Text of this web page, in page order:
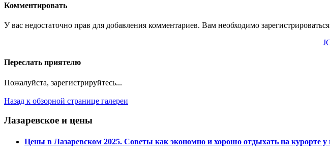
Комментировать
У вас недостаточно прав для добавления комментариев. Вам необходимо
Переслать приятелю
Пожалуйста, зарегистрируйтесь...
Назад к обзорной странице галереи
Лазаревское и цены
Цены в Лазаревском 2025. Советы как экономно и хорошо отдыхать на курорте у